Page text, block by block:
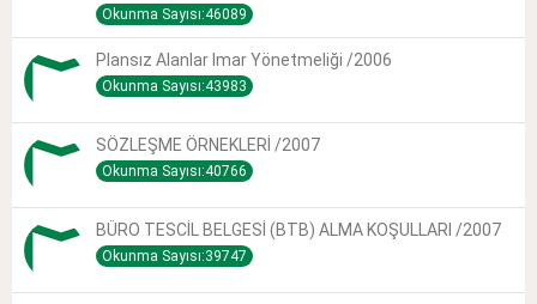
Okunma Sayısı:46089
Plansız Alanlar Imar Yönetmeliği /2006
Okunma Sayısı:43983
SÖZLEŞME ÖRNEKLERİ /2007
Okunma Sayısı:40766
BÜRO TESCİL BELGESİ (BTB) ALMA KOŞULLARI /2007
Okunma Sayısı:39747